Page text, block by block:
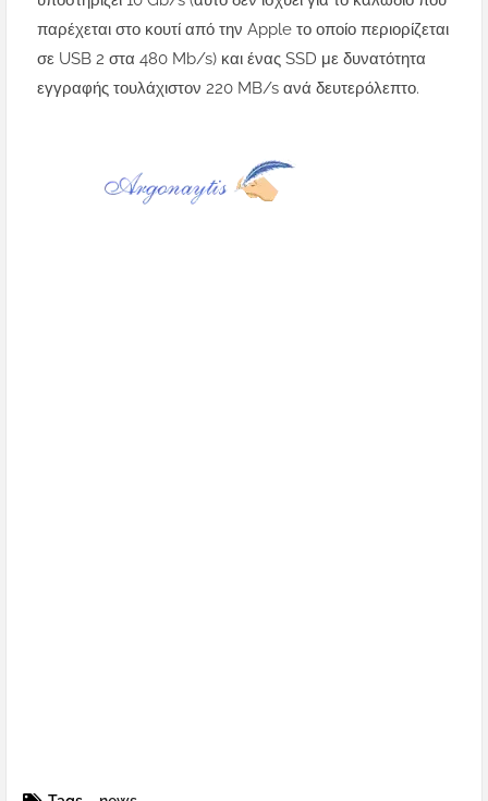
παρέχεται στο κουτί από την Apple το οποίο περιορίζεται
σε USB 2 στα 480 Mb/s) και ένας SSD με δυνατότητα
εγγραφής τουλάχιστον 220 MB/s ανά δευτερόλεπτο.